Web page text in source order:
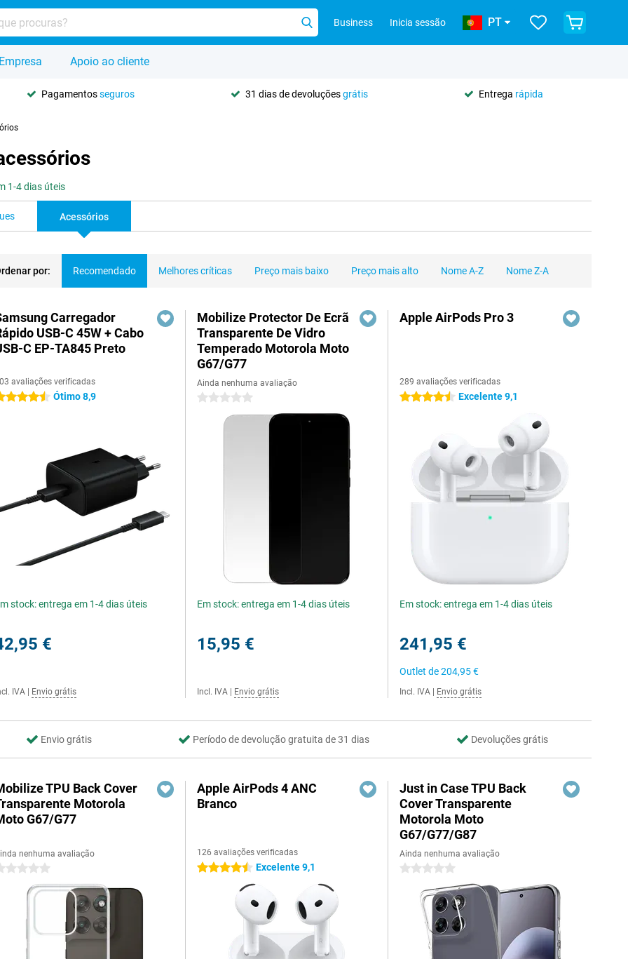
Business Inicia sessão PT
Apoio ao cliente
Pagamentosseguros 31 dias de devoluçõesgrátis Entrega rápida
1-4 dias úteis
Acessórios
por: Recomendado Melhores críticas Preço mais baixo Preço mais alto Nome A-Z Nome Z-A
Carregador
USB-C 45W + Cabo
C EP-TA845 Preto
avaliações verificadas
estrelas Ótimo 8,9
stock: entrega em 1-4 dias úteis
€
IVA Envio grátis
Mobilize Protector De Ecrã
Transparente De Vidro
Temperado Motorola Moto
G67/G77
Ainda nenhuma avaliação
0 estrelas
Em stock: entrega em 1-4 dias úteis
15,95 €
Incl. IVA Envio grátis
Apple AirPods Pro 3
289 avaliações verificadas
4.5 estrelas Excelente 9,1
Em stock: entrega em 1-4 dias úteis
241,95 €
Outlet de204,95 €
Incl. IVA Envio grátis
Envio grátis Período de devolução gratuita de 31 dias Devoluções grátis
TPU Back Cover
Motorola
G67/G77
nenhuma avaliação
estrelas
Apple AirPods 4 ANC
Branco
126 avaliações verificadas
4.5 estrelas Excelente 9,1
Just in Case TPU Back
Cover Transparente
Motorola Moto
G67/G77/G87
Ainda nenhuma avaliação
0 estrelas